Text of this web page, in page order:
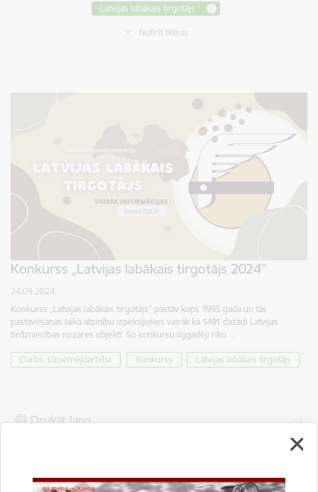
Latvijas labākais tirgotājs
Notīrīt filtrus
Konkurss „Latvijas labākais tirgotājs 2024”
24.09.2024.
Konkurss „Latvijas labākais tirgotājs” pastāv kopš 1995.gada un tās
pastāvēšanas laikā atzinību izpelnījušies vairāk kā 1491 dažādi Latvijas
tirdzniecības nozares objekti. Šo konkursu ilggadēji rīko…
Darbs. Uzņēmējdarbība Konkurss Latvijas labākais tirgotājs
Drukāt lapu